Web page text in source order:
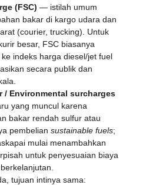
(FSC) — istilah umum
bakar di kargo udara dan
(courier, trucking). Untuk
besar, FSC biasanya
indeks harga diesel/jet fuel
secara publik dan
/ Environmental surcharges
yang muncul karena
bakar rendah sulfur atau
pembelian sustainable fuels;
mulai menambahkan
untuk penyesuaian biaya
tujuan intinya sama: